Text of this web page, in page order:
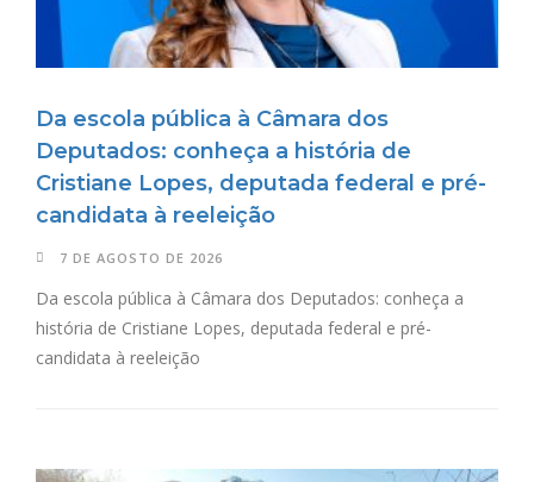
Da escola pública à Câmara dos
Deputados: conheça a história de
Cristiane Lopes, deputada federal e pré-
candidata à reeleição
7 DE AGOSTO DE 2026
Da escola pública à Câmara dos Deputados: conheça a
história de Cristiane Lopes, deputada federal e pré-
candidata à reeleição